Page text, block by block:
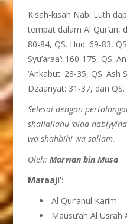
Kisah-kisah Nabi Luth
tempat dalam Al Qur’an,
80-84, QS. Hud: 69-83,
Syu’araa’: 160-175, QS.
‘Ankabut: 28-35, QS.
Dzaariyat: 31-37, dan
Selesai dengan
shallallahu ‘alaa
wa shahbihi wa sallam.
Oleh:Marwan bin Musa
Maraaji’:
Al Qur’anul Karim
Mausu’ah Al